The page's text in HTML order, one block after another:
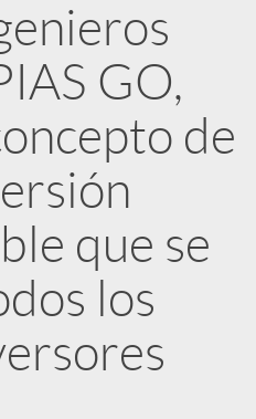
GO,
de
que se
los